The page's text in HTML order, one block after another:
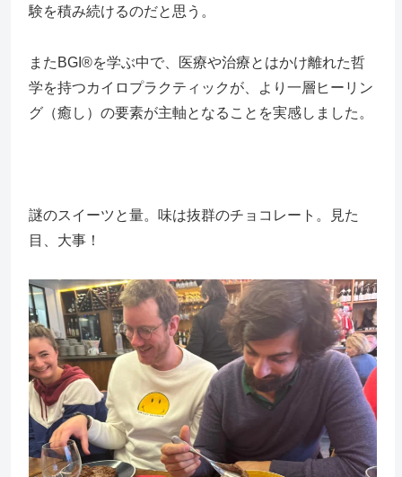
験を積み続けるのだと思う。
またBGI®を学ぶ中で、医療や治療とはかけ離れた哲
学を持つカイロプラクティックが、より一層ヒーリン
グ（癒し）の要素が主軸となることを実感しました。
謎のスイーツと量。味は抜群のチョコレート。見た
目、大事！